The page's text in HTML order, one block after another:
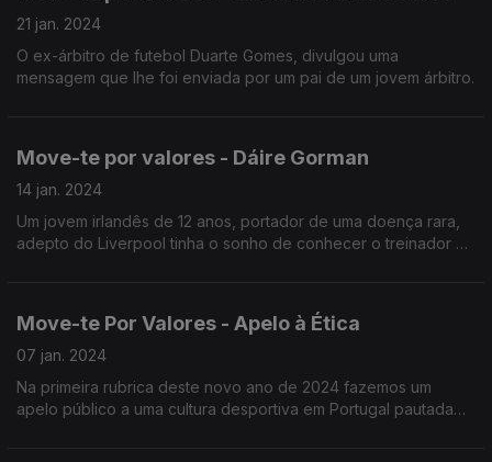
21 jan. 2024
O ex-árbitro de futebol Duarte Gomes, divulgou uma
mensagem que lhe foi enviada por um pai de um jovem árbitro.
Move-te por valores - Dáire Gorman
14 jan. 2024
Um jovem irlandês de 12 anos, portador de uma doença rara,
adepto do Liverpool tinha o sonho de conhecer o treinador e
Move-te Por Valores - Apelo à Ética
07 jan. 2024
Na primeira rubrica deste novo ano de 2024 fazemos um
apelo público a uma cultura desportiva em Portugal pautada